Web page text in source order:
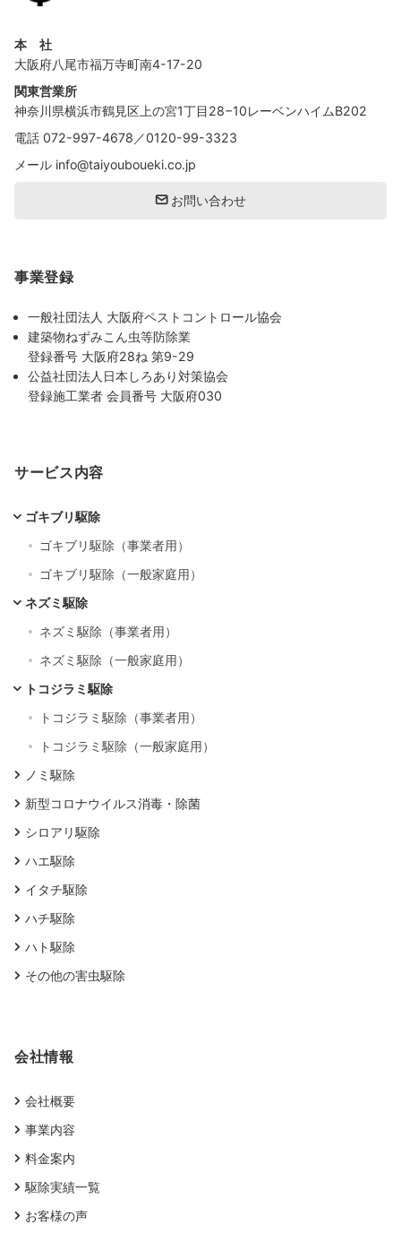
本 社
大阪府八尾市福万寺町南4-17-20
関東営業所
神奈川県横浜市鶴見区上の宮1丁目28−10レーベンハイムB202
電話 072-997-4678 ／0120-99-3323
メール info@taiyouboueki.co.jp
お問い合わせ
事業登録
一般社団法人 大阪府ペストコントロール協会
建築物ねずみこん虫等防除業
登録番号 大阪府28ね 第9-29
公益社団法人日本しろあり対策協会
登録施工業者 会員番号 大阪府030
サービス内容
ゴキブリ駆除
ゴキブリ駆除（事業者用）
ゴキブリ駆除（一般家庭用）
ネズミ駆除
ネズミ駆除（事業者用）
ネズミ駆除（一般家庭用）
トコジラミ駆除
トコジラミ駆除（事業者用）
トコジラミ駆除（一般家庭用）
ノミ駆除
新型コロナウイルス消毒・除菌
シロアリ駆除
ハエ駆除
イタチ駆除
ハチ駆除
ハト駆除
その他の害虫駆除
会社情報
会社概要
事業内容
料金案内
駆除実績一覧
お客様の声